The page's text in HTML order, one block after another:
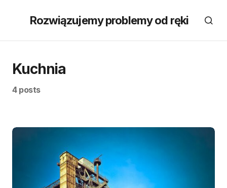
Rozwiązujemy problemy od ręki
Kuchnia
4 posts